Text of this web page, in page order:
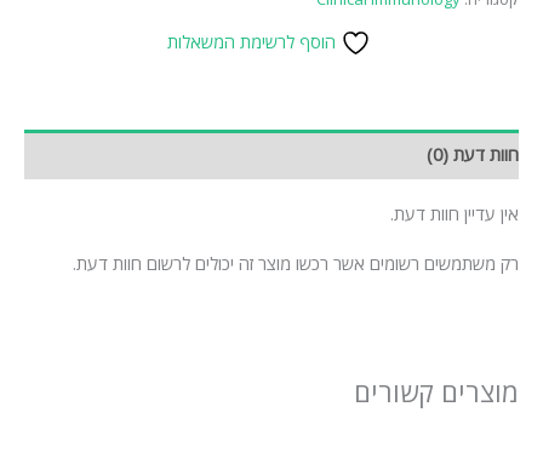
הוסף לרשימת המשאלות
חוות דעת (0)
אין עדיין חוות דעת.
רק משתמשים רשומים אשר רכשו מוצר זה יכולים לרשום חוות דעת.
מוצרים קשורים